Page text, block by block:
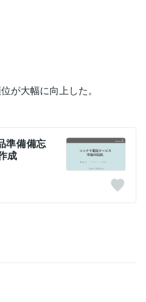
が大幅に向上した。
準備備忘
成